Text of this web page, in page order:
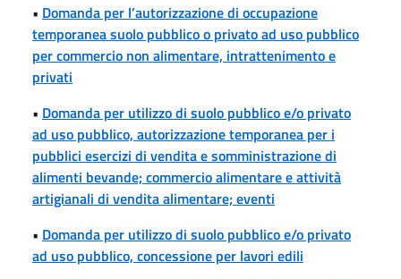
• Domanda per l’autorizzazione di occupazione
temporanea suolo pubblico o privato ad uso pubblico
per commercio non alimentare, intrattenimento e
privati
• Domanda per utilizzo di suolo pubblico e/o privato
ad uso pubblico, autorizzazione temporanea per i
pubblici esercizi di vendita e somministrazione di
alimenti bevande; commercio alimentare e attività
artigianali di vendita alimentare; eventi
• Domanda per utilizzo di suolo pubblico e/o privato
ad uso pubblico, concessione per lavori edili